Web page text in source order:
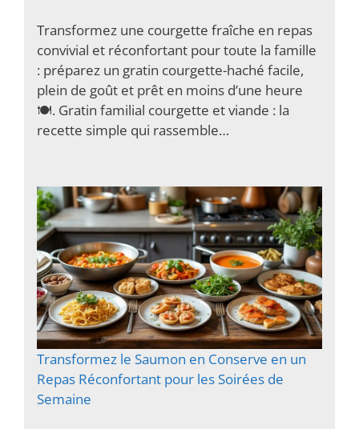
Transformez une courgette fraîche en repas
convivial et réconfortant pour toute la famille
: préparez un gratin courgette-haché facile,
plein de goût et prêt en moins d’une heure
🍽️. Gratin familial courgette et viande : la
recette simple qui rassemble…
Transformez le Saumon en Conserve en un
Repas Réconfortant pour les Soirées de
Semaine